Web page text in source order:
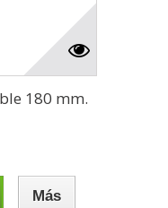
180 mm.
Más